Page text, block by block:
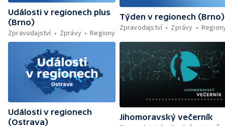
Události v regionech plus
(Brno)
Zpravodajství
Zprávy Regiony
Týden v regionech (Brno)
Zpravodajství
Zprávy
Události v regionech
(Ostrava)
Jihomoravský večerník